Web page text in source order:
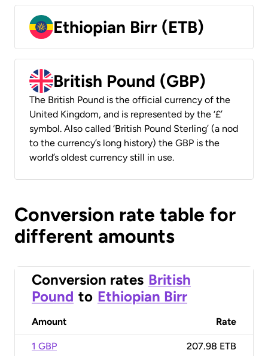
Ethiopian Birr (ETB)
British Pound (GBP)
The British Pound is the official currency of the
United Kingdom, and is represented by the ‘£’
symbol. Also called ‘British Pound Sterling’ (a nod
to the currency’s long history) the GBP is the
world’s oldest currency still in use.
Conversion rate table for
different amounts
Conversion rates British
Pound to Ethiopian Birr
Amount Rate
1 GBP 207.98 ETB